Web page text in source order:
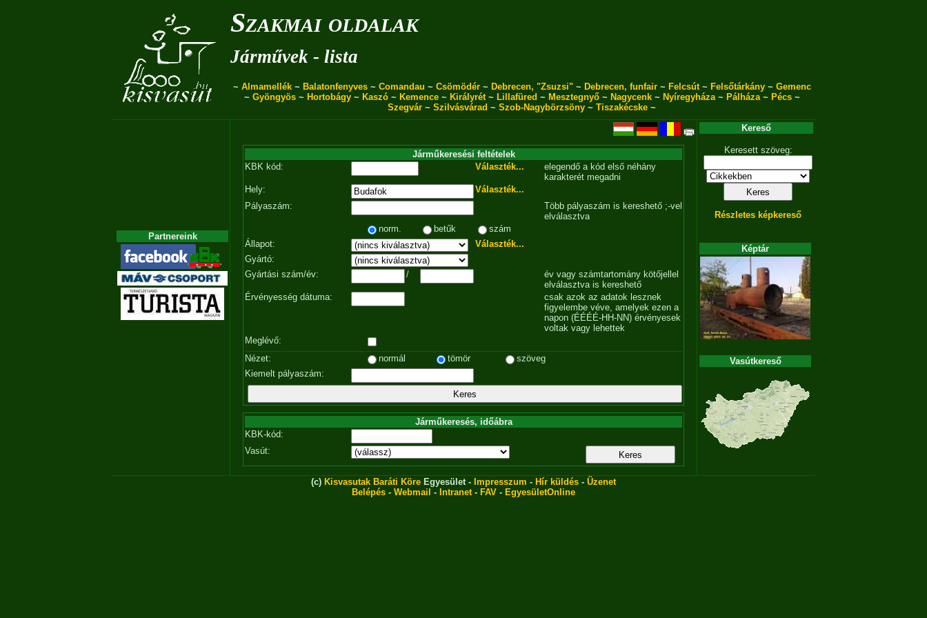
Szakmai oldalak
Járművek - lista
~ Almamellék~ Balatonfenyves~ Comandau ~ Csömödér~ Debrecen, "Zsuzsi"~ Debrecen, funfair~ Felcsút~ Felsőtárkány~ Gemenc
~ Gyöngyös~ Hortobágy~ Kaszó~ Kemence~ Királyrét~ Lillafüred ~ Mesztegnyő~ Nagycenk~ Nyíregyháza~ Pálháza~ Pécs~
Szegvár ~ Szilvásvárad ~ Szob-Nagybörzsöny ~ Tiszakécske ~
Partnereink
Járműkeresési feltételek
KBK kód:
Választék...
elegendő a kód első néhány
karakterét megadni
Hely:
Választék...
Pályaszám:
Több pályaszám is kereshető ;-vel
elválasztva
norm.
betűk
szám
Állapot:
Választék...
Gyártó:
Gyártási szám/év:
/
év vagy számtartomány kötőjellel
elválasztva is kereshető
Érvényesség dátuma:
csak azok az adatok lesznek
figyelembe véve, amelyek ezen a
napon (ÉÉÉÉ-HH-NN) érvényesek
voltak vagy lehettek
Meglévő:
Nézet:
normál tömör
szöveg
Kiemelt pályaszám:
Járműkeresés, időábra
KBK-kód:
Vasút:
Kereső
Keresett szöveg:
Részletes képkereső
Képtár
Vasútkereső
(c) Kisvasutak Baráti Köre Egyesület - Impresszum - Hír küldés - Üzenet
Belépés - Webmail - Intranet- FAV - EgyesületOnline